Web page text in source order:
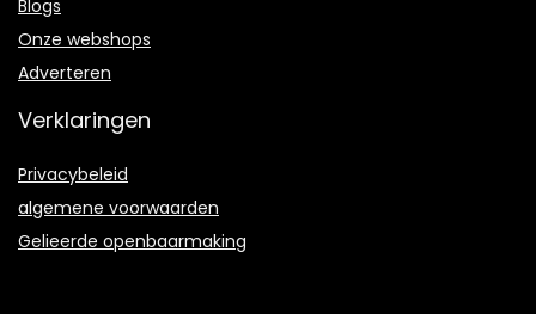
Blogs
Onze webshops
Adverteren
Verklaringen
Privacybeleid
algemene voorwaarden
Gelieerde openbaarmaking